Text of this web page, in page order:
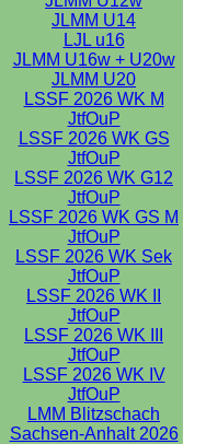
JLMM U14
LJL u16
JLMM U16w + U20w
JLMM U20
LSSF 2026 WK M
JtfOuP
LSSF 2026 WK GS
JtfOuP
LSSF 2026 WK G12
JtfOuP
LSSF 2026 WK GS M
JtfOuP
LSSF 2026 WK Sek
JtfOuP
LSSF 2026 WK II
JtfOuP
LSSF 2026 WK III
JtfOuP
LSSF 2026 WK IV
JtfOuP
LMM Blitzschach
Sachsen-Anhalt 2026